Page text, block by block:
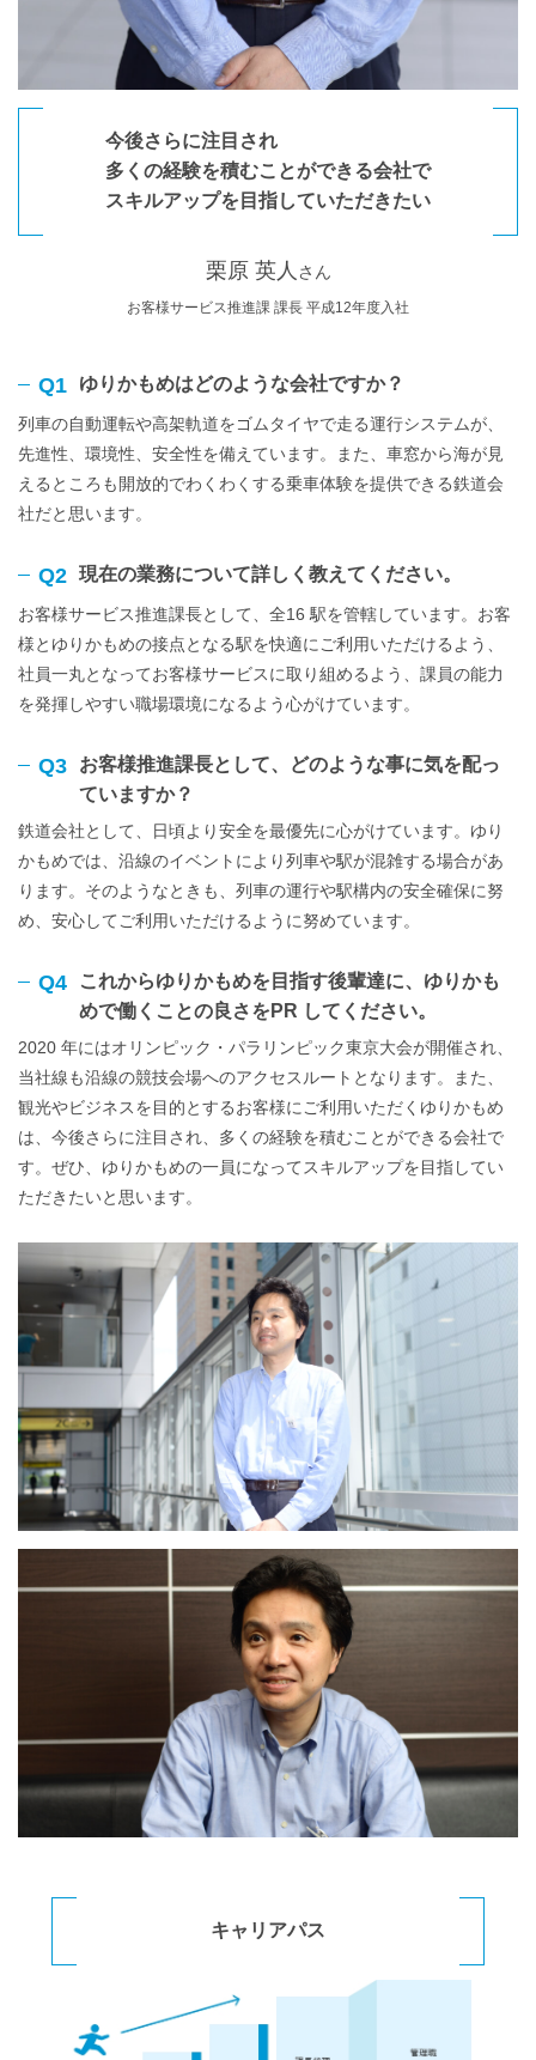
今後さらに注目され
多くの経験を積むことができる会社で
スキルアップを目指していただきたい
栗原 英人 さん
お客様サービス推進課 課長 平成12年度入社
Q1 ゆりかもめはどのような会社ですか？
列車の自動運転や高架軌道をゴムタイヤで走る運行システムが、
先進性、環境性、安全性を備えています。また、車窓から海が見
えるところも開放的でわくわくする乗車体験を提供できる鉄道会
社だと思います。
Q2 現在の業務について詳しく教えてください。
お客様サービス推進課長として、全16 駅を管轄しています。お客
様とゆりかもめの接点となる駅を快適にご利用いただけるよう、
社員一丸となってお客様サービスに取り組めるよう、課員の能力
を発揮しやすい職場環境になるよう心がけています。
Q3
お客様推進課長として、どのような事に気を配っ
ていますか？
鉄道会社として、日頃より安全を最優先に心がけています。ゆり
かもめでは、沿線のイベントにより列車や駅が混雑する場合があ
ります。そのようなときも、列車の運行や駅構内の安全確保に努
め、安心してご利用いただけるように努めています。
Q4
これからゆりかもめを目指す後輩達に、ゆりかも
めで働くことの良さをPR してください。
2020 年にはオリンピック・パラリンピック東京大会が開催され、
当社線も沿線の競技会場へのアクセスルートとなります。また、
観光やビジネスを目的とするお客様にご利用いただくゆりかもめ
は、今後さらに注目され、多くの経験を積むことができる会社で
す。ぜひ、ゆりかもめの一員になってスキルアップを目指してい
ただきたいと思います。
キャリアパス